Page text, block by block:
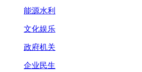
能源水利
文化娱乐
政府机关
企业民生